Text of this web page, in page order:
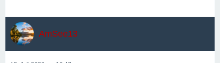
AmSee13